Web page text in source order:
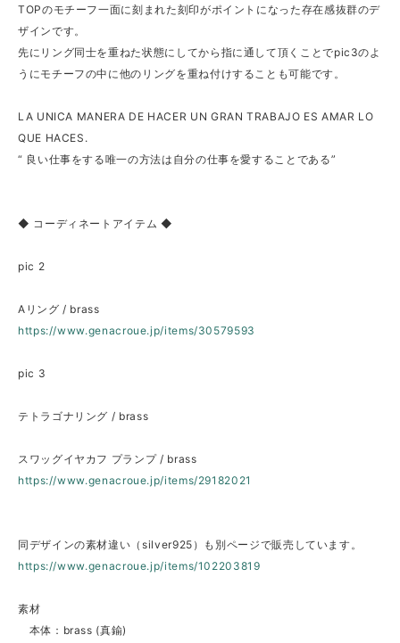
TOPのモチーフ一面に刻まれた刻印がポイントになった存在感抜群のデ
ザインです。
先にリング同士を重ねた状態にしてから指に通して頂くことでpic3のよ
うにモチーフの中に他のリングを重ね付けすることも可能です。
LA UNICA MANERA DE HACER UN GRAN TRABAJO ES AMAR LO
QUE HACES.
“ 良い仕事をする唯一の方法は自分の仕事を愛することである”
◆ コーディネートアイテム ◆
pic 2
Aリング / brass
https://www.genacroue.jp/items/30579593
pic 3
テトラゴナリング / brass
スワッグイヤカフ プランプ / brass
https://www.genacroue.jp/items/29182021
同デザインの素材違い（silver925）も別ページで販売しています。
https://www.genacroue.jp/items/102203819
素材
本体：brass (真鍮)